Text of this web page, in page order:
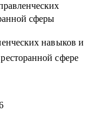
сферы
навыков и
сфере